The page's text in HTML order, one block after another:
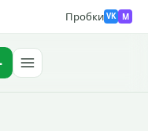
Пробки VK M